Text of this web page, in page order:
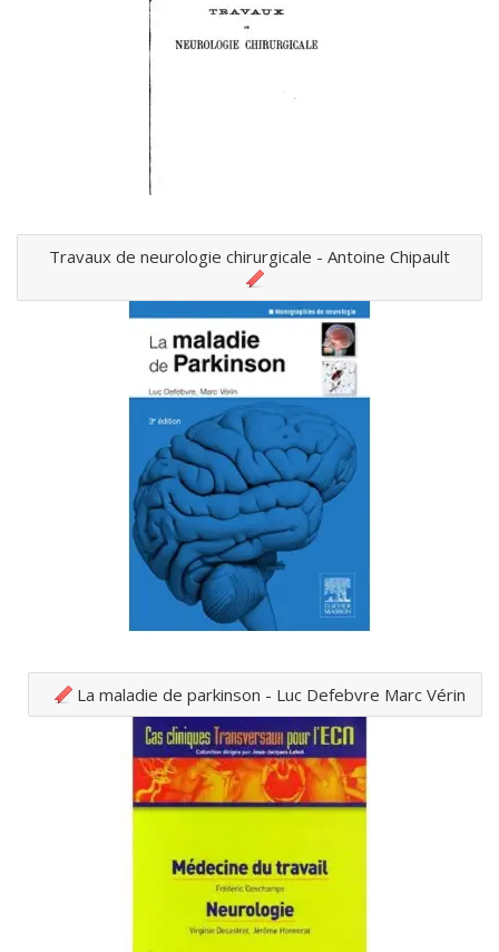
Travaux de neurologie chirurgicale - Antoine Chipault
La maladie de parkinson - Luc Defebvre Marc Vérin